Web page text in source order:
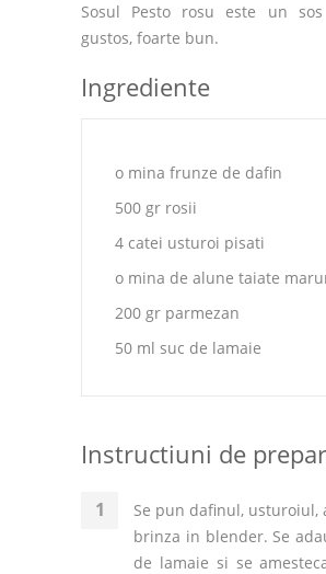
Sosul Pesto rosu este un
gustos, foarte bun.
Ingrediente
o mina frunze de dafin
500 gr rosii
4 catei usturoi pisati
o mina de alune taiate
200 gr parmezan
50 ml suc de lamaie
Instructiuni de
Se pun dafinul, usturoiul,
brinza in blender. Se
de lamaie si se